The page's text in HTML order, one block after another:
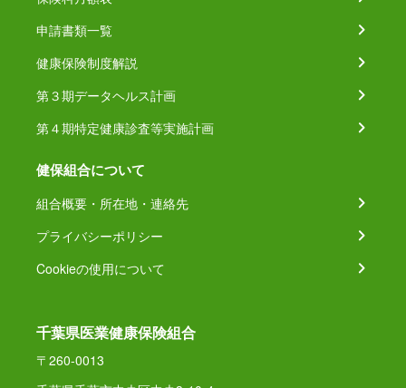
申請書類一覧
健康保険制度解説
第３期データヘルス計画
第４期特定健康診査等実施計画
健保組合について
組合概要・所在地・連絡先
プライバシーポリシー
Cookieの使用について
千葉県医業健康保険組合
〒260-0013